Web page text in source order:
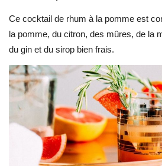
Ce cocktail de rhum à la pomme est
la pomme, du citron, des mûres, de la
du gin et du sirop bien frais.